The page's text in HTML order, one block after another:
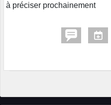
à préciser prochainement